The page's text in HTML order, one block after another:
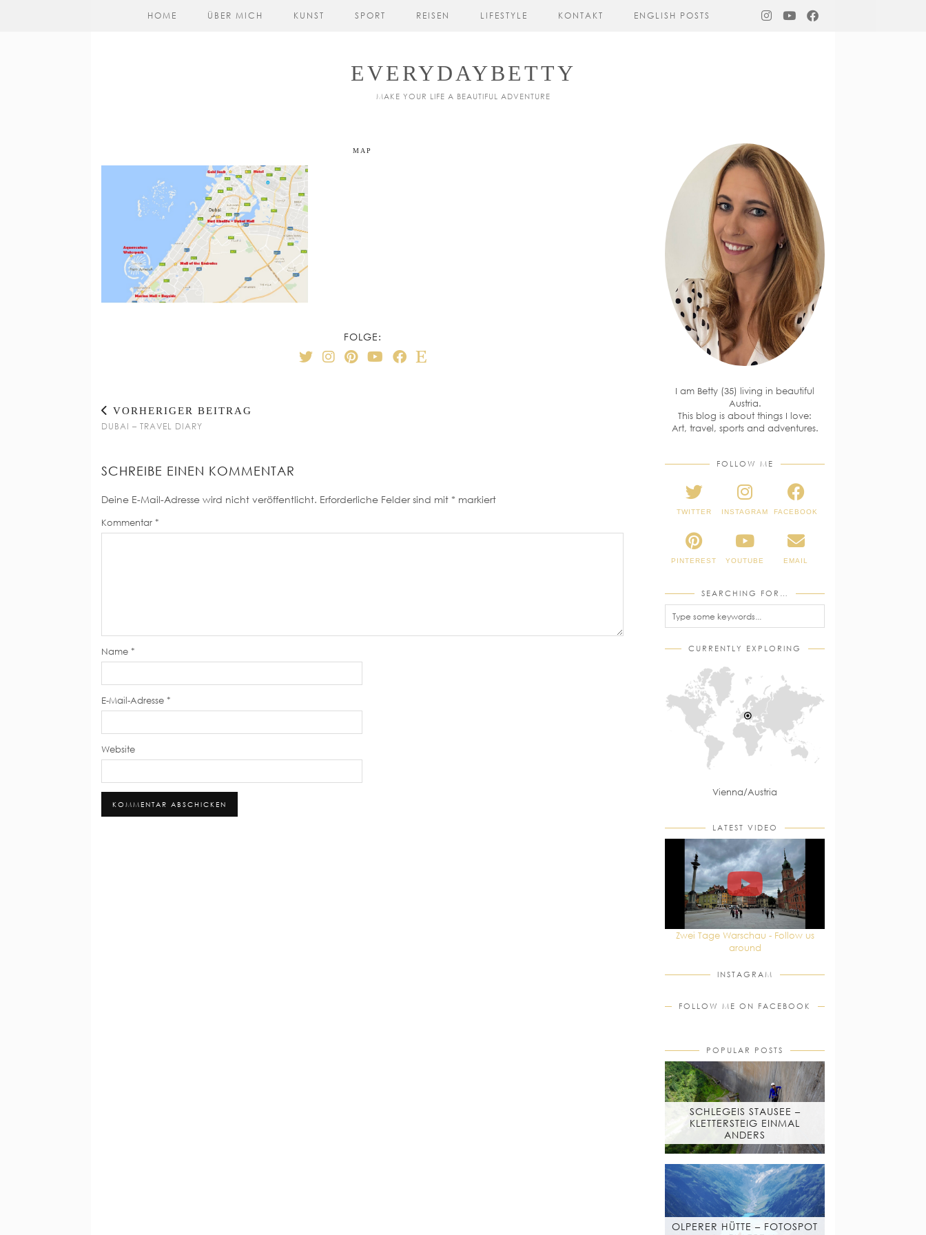
EVERYDAYBETTY
MAKE YOUR LIFE A BEAUTIFUL ADVENTURE
HOME ÜBER MICH KUNST SPORT REISEN LIFESTYLE KONTAKT ENGLISH POSTS
MAP
FOLGE:
VORHERIGER BEITRAG
DUBAI – TRAVEL DIARY
SCHREIBE EINEN KOMMENTAR
Deine E-Mail-Adresse wird nicht veröffentlicht. Erforderliche Felder sind mit * markiert
Kommentar *
Name *
E-Mail-Adresse *
Website
I am Betty (35) living in beautiful
Austria.
This blog is about things I love:
Art, travel, sports and adventures.
FOLLOW ME
TWITTER INSTAGRAM FACEBOOK
PINTEREST YOUTUBE EMAIL
SEARCHING FOR…
CURRENTLY EXPLORING
Vienna/Austria
LATEST VIDEO
Zwei Tage Warschau - Follow us
around
INSTAGRAM
FOLLOW ME ON FACEBOOK
POPULAR POSTS
SCHLEGEIS STAUSEE –
KLETTERSTEIG EINMAL
ANDERS
OLPERER HÜTTE – FOTOSPOT